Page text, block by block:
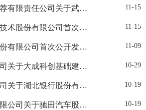
申万宏源证券承销保荐有限责任公司关于武汉宏韧生物医药股份有限公司首次公开发行股票并上市辅导工作进展情况报告（第五期） 11-15
关于武汉长盈通光电技术股份有限公司首次公开发行股票（存托凭证）并上市辅导工作进展情况报告（第六期） 11-15
关于武汉美格科技股份有限公司首次公开发行股票并上市辅导工作进展情况报告（第四期） 11-09
民生证券股份有限公司关于大成科创基础建设股份有限公司的辅导工作进展报告（第四期） 10-29
中信证券股份有限公司关于湖北银行股份有限公司的辅导工作进展报告（第三期） 10-19
中信建投证券股份有限公司关于驰田汽车股份有限公司的辅导工作进展报告（第三期） 10-19